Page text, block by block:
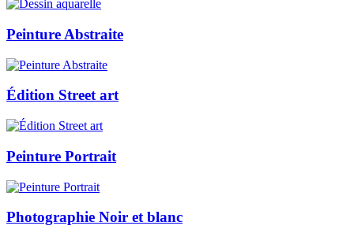
Peinture Abstraite
Édition Street art
Peinture Portrait
Photographie Noir et blanc